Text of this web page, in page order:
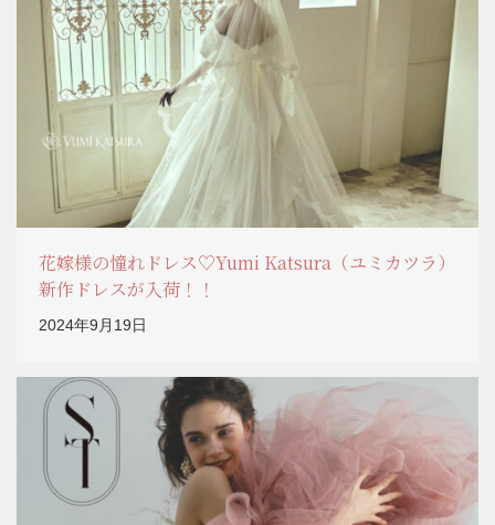
花嫁様の憧れドレス♡Yumi Katsura（ユミカツラ）
新作ドレスが入荷！！
2024年9月19日